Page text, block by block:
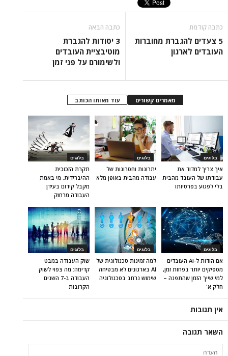
כתבה קודמת
5 צעדים להגברת מחוברות
העובדים לארגון
כתבה הבאה
3 יסודות להגברת
מוטיבציית העובדים
ולשימורם על פני זמן
מאמרים קשורים עוד מאותו הכותב
בלוגים
תקרת הזכוכית
ההיברידית: מי באמת
מקבל קידום בעידן
העבודה מרחוק
בלוגים
יתרונות וחסרונות של
עבודה מהבית באופן מלא
בלוגים
איך צריך למדוד את
עבודתו של העובד מהבית
בלי לפגוע בפרטיותו
בלוגים
שוק העבודה במבט
קדימה: מה צפוי לשוק
העבודה ב-7 השנים
הקרובות
בלוגים
למה זמינות טכנולוגית של
AI בארגונים לא מבטיחה
שימוש נרחב בטכנולוגיה
בלוגים
אם הודות ל-AI העובדים
מספיקים יותר בפחות זמן,
למי שייך הזמן שהתפנה –
חלק א'
אין תגובות
השאר תגובה